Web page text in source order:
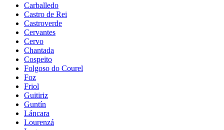
Carballedo
Castro de Rei
Castroverde
Cervantes
Cervo
Chantada
Cospeito
Folgoso do Courel
Foz
Friol
Guitiriz
Guntín
Láncara
Lourenzá